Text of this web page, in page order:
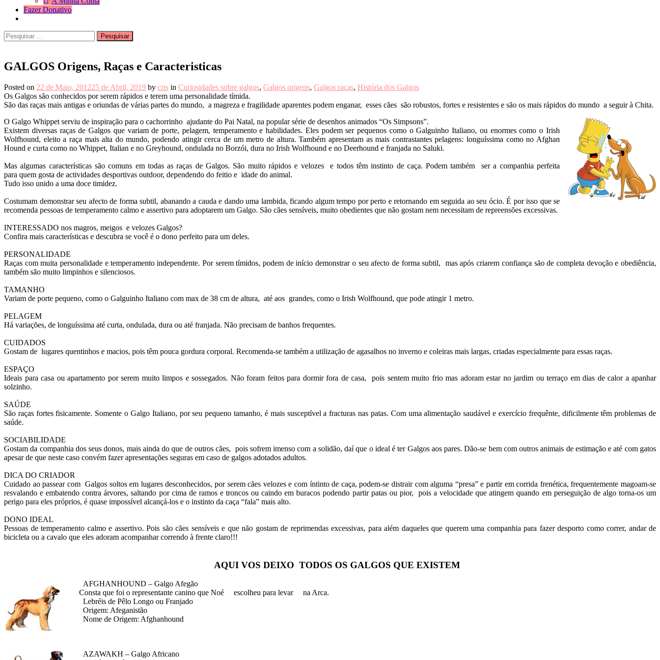
Fazer Donativo
Search
Pesquisar
por:
GALGOS Origens, Raças e Caracteristicas
Posted on 22 de Maio, 201225 de Abril, 2019 by cris in Curiosidades sobre galgos, Galgos origens, Galgos raças, História dos Galgos
Os Galgos são conhecidos por serem rápidos e terem uma personalidade tímida.
São das raças mais antigas e oriundas de várias partes do mundo, a magreza e fragilidade aparentes podem enganar, esses cães são robustos, fortes e resistentes e são os mais rápidos do mundo a seguir à Chita.
O Galgo Whippet serviu de inspiração para o cachorrinho ajudante do Pai Natal, na popular série de desenhos animados “Os Simpsons”.
Existem diversas raças de Galgos que variam de porte, pelagem, temperamento e habilidades. Eles podem ser pequenos como o Galguinho Italiano, ou enormes como o Irish
Wolfhound, eleito a raça mais alta do mundo, podendo atingir cerca de um metro de altura. Também apresentam as mais contrastantes pelagens: longuíssima como no Afghan
Hound e curta como no Whippet, Italian e no Greyhound, ondulada no Borzói, dura no Irish Wolfhound e no Deerhound e franjada no Saluki.
Mas algumas características são comuns em todas as raças de Galgos. São muito rápidos e velozes e todos têm instinto de caça. Podem também ser a companhia perfeita
para quem gosta de actividades desportivas outdoor, dependendo do feitio e idade do animal.
Tudo isso unido a uma doce timidez.
Costumam demonstrar seu afecto de forma subtil, abanando a cauda e dando uma lambida, ficando algum tempo por perto e retornando em seguida ao seu ócio. É por isso que se
recomenda pessoas de temperamento calmo e assertivo para adoptarem um Galgo. São cães sensíveis, muito obedientes que não gostam nem necessitam de repreensões excessivas.
INTERESSADO nos magros, meigos e velozes Galgos?
Confira mais características e descubra se você é o dono perfeito para um deles.
PERSONALIDADE
Raças com muita personalidade e temperamento independente. Por serem tímidos, podem de início demonstrar o seu afecto de forma subtil, mas após criarem confiança são de completa devoção e obediência,
também são muito limpinhos e silenciosos.
TAMANHO
Variam de porte pequeno, como o Galguinho Italiano com max de 38 cm de altura, até aos grandes, como o Irish Wolfhound, que pode atingir 1 metro.
PELAGEM
Há variações, de longuíssima até curta, ondulada, dura ou até franjada. Não precisam de banhos frequentes.
CUIDADOS
Gostam de lugares quentinhos e macios, pois têm pouca gordura corporal. Recomenda-se também a utilização de agasalhos no inverno e coleiras mais largas, criadas especialmente para essas raças.
ESPAÇO
Ideais para casa ou apartamento por serem muito limpos e sossegados. Não foram feitos para dormir fora de casa, pois sentem muito frio mas adoram estar no jardim ou terraço em dias de calor a apanhar
solzinho.
SAÚDE
São raças fortes fisicamente. Somente o Galgo Italiano, por seu pequeno tamanho, é mais susceptível a fracturas nas patas. Com uma alimentação saudável e exercício frequênte, dificilmente têm problemas de
saúde.
SOCIABILIDADE
Gostam da companhia dos seus donos, mais ainda do que de outros cães, pois sofrem imenso com a solidão, daí que o ideal é ter Galgos aos pares. Dão-se bem com outros animais de estimação e até com gatos
apesar de que neste caso convém fazer apresentações seguras em caso de galgos adotados adultos.
DICA DO CRIADOR
Cuidado ao passear com Galgos soltos em lugares desconhecidos, por serem cães velozes e com íntinto de caça, podem-se distrair com alguma “presa” e partir em corrida frenética, frequentemente magoam-se
resvalando e embatendo contra árvores, saltando por cima de ramos e troncos ou caindo em buracos podendo partir patas ou pior, pois a velocidade que atingem quando em perseguição de algo torna-os um
perigo para eles próprios, é quase impossível alcançá-los e o instinto da caça “fala” mais alto.
DONO IDEAL
Pessoas de temperamento calmo e assertivo. Pois são cães sensíveis e que não gostam de reprimendas excessivas, para além daqueles que querem uma companhia para fazer desporto como correr, andar de
bicicleta ou a cavalo que eles adoram acompanhar correndo à frente claro!!!
AQUI VOS DEIXO TODOS OS GALGOS QUE EXISTEM
AFGHANHOUND – Galgo Afegão
Consta que foi o representante canino que Noé escolheu para levar na Arca.
Lebréis de Pêlo Longo ou Franjado
Origem: Afeganistão
Nome de Origem: Afghanhound
AZAWAKH – Galgo Africano